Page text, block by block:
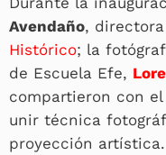
Avendaño,
Histórico; la
de Escuela Efe,
compartieron con
unir técnica
proyección artística.